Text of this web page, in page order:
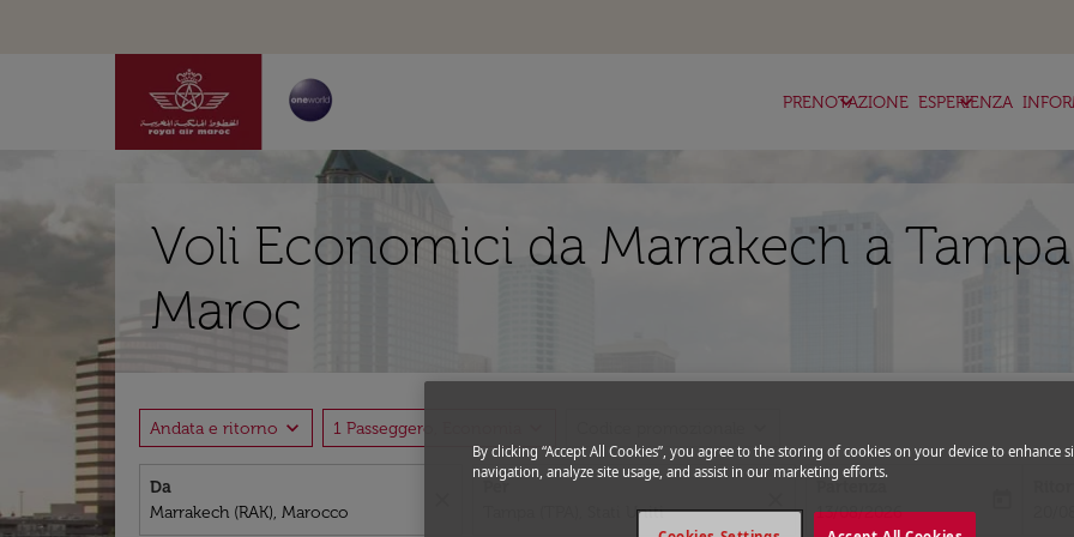
PRENOTAZIONE
keyboard_arrow_down ESPERIENZA
keyboard_arrow_down
Voli Economici da Marrakech a
Maroc
Andata e ritorno expand_more 1 Passeggero, Economia
Da Per
Partenza
fc-booking-departure-date-aria-
13/08/2026
fc-
By clicking “Accept All Cookies”, you agree to the storing of cookies on your device to enhance
navigation, analyze site usage, and assist in our marketing efforts.